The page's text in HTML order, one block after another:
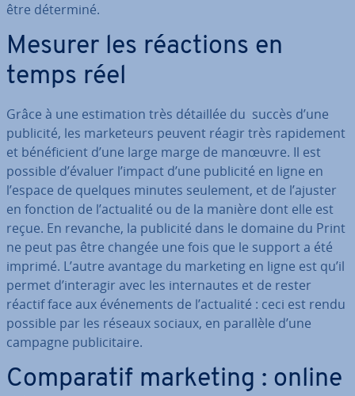
être déterminé.
Mesurer les réactions en
temps réel
Grâce à une es­ti­ma­tion très détaillée du succès d’une
publicité, les mar­ke­teurs peuvent réagir très ra­pi­de­ment
et bé­né­fi­cient d’une large marge de manœuvre. Il est
possible d’évaluer l’impact d’une publicité en ligne en
l’espace de quelques minutes seulement, et de l’ajuster
en fonction de l’actualité ou de la manière dont elle est
reçue. En revanche, la publicité dans le domaine du Print
ne peut pas être changée une fois que le support a été
imprimé. L’autre avantage du marketing en ligne est qu’il
permet d’interagir avec les in­ter­nautes et de rester
réactif face aux évé­ne­ments de l’actualité : ceci est rendu
possible par les réseaux sociaux, en parallèle d’une
campagne pu­bli­ci­taire.
Com­pa­ra­tif marketing : online